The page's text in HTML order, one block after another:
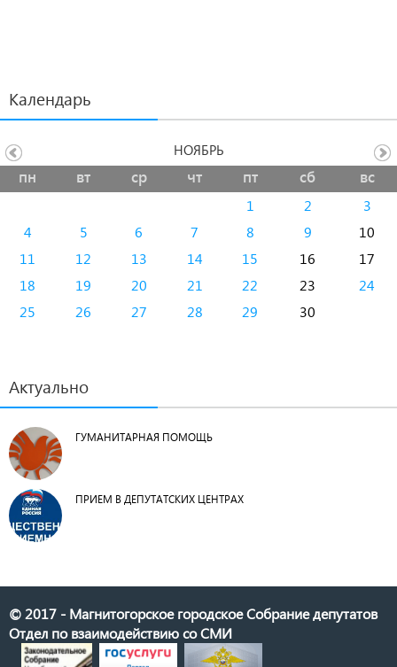
Календарь
пн вт ср чт пт сб вс
1 2
3
4
5 6 7 8 9
10
11
12 13 14 15 16
17
18
19 20 21 22 23
24
25
26 27 28 29 30
НОЯБРЬ
Актуально
ГУМАНИТАРНАЯ ПОМОЩЬ
ПРИЕМ В ДЕПУТАТСКИХ ЦЕНТРАХ
© 2017 - Магнитогорское городское Собрание депутатов
Отдел по взаимодействию со СМИ